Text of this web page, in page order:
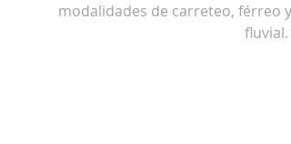
modalidades de carreteo, férreo y
fluvial.